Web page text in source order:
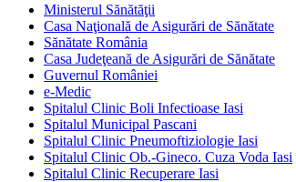
Ministerul Sănătăţii
Casa Naţională de Asigurări de Sănătate
Sănătate România
Casa Judeţeană de Asigurări de Sănătate
Guvernul României
e-Medic
Spitalul Clinic Boli Infectioase Iasi
Spitalul Municipal Pascani
Spitalul Clinic Pneumoftiziologie Iasi
Spitalul Clinic Ob.-Gineco. Cuza Voda Iasi
Spitalul Clinic Recuperare Iasi